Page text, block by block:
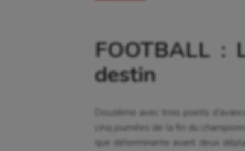
FOOTBALL :
destin
Douzième avec trois points
cinq journées de la fin du
que déterminante avant deux